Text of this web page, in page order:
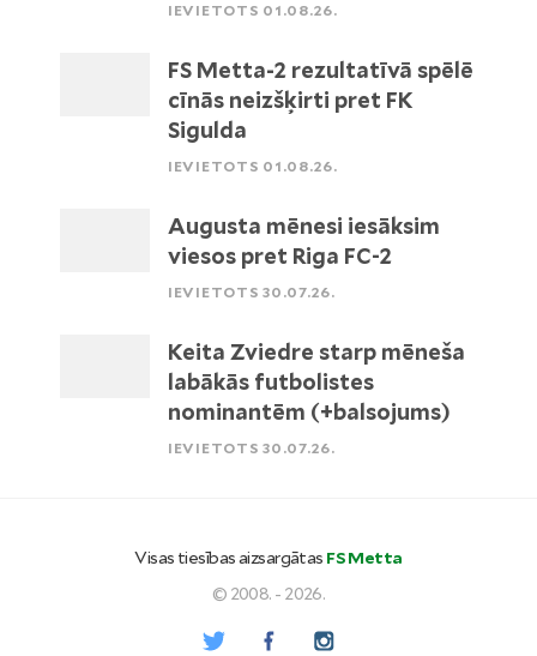
IEVIETOTS 01.08.26.
FS Metta-2 rezultatīvā spēlē
cīnās neizšķirti pret FK
Sigulda
IEVIETOTS 01.08.26.
Augusta mēnesi iesāksim
viesos pret Riga FC-2
IEVIETOTS 30.07.26.
Keita Zviedre starp mēneša
labākās futbolistes
nominantēm (+balsojums)
IEVIETOTS 30.07.26.
Visas tiesības aizsargātas FS Metta
© 2008. - 2026.